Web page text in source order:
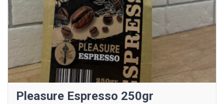
Pleasure Espresso 250gr